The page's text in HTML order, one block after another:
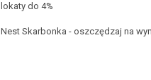
lokaty do 4%
Nest Skarbonka - oszczędzaj na